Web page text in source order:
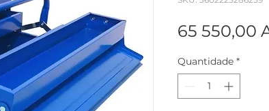
65 550,00
Quantidade *